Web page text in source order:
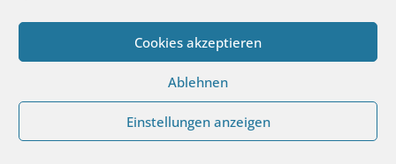
Cookies akzeptieren
Ablehnen
Einstellungen anzeigen